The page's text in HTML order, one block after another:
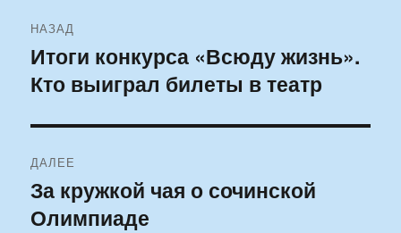
по
записям
НАЗАД
Предыдущая
запись:
Итоги конкурса «Всюду жизнь».
Кто выиграл билеты в театр
ДАЛЕЕ
Следующая
запись:
За кружкой чая о сочинской
Олимпиаде